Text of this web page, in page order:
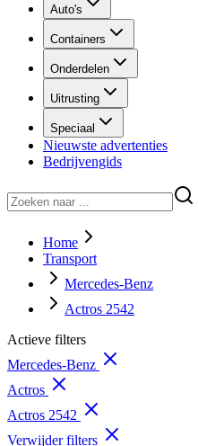
Auto's
Containers
Onderdelen
Uitrusting
Speciaal
Nieuwste advertenties
Bedrijvengids
Home
Transport
Mercedes-Benz
Actros 2542
Actieve filters
Mercedes-Benz
Actros
Actros 2542
Verwijder filters